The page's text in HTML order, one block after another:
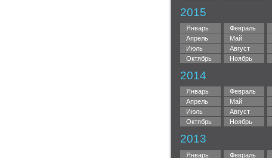
2015
Январь Февраль
Апрель
Май
Июль
Август
Октябрь
Ноябрь
2014
Январь Февраль
Апрель
Май
Июль
Август
Октябрь
Ноябрь
2013
Январь Февраль